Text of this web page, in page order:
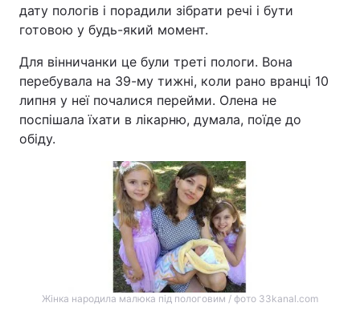
дату пологів і порадили зібрати речі і бути
готовою у будь-який момент.
Для вінничанки це були треті пологи. Вона
перебувала на 39-му тижні, коли рано вранці 10
липня у неї почалися перейми. Олена не
поспішала їхати в лікарню, думала, поїде до
обіду.
Жінка народила малюка під пологовим / фото 33kanal.com